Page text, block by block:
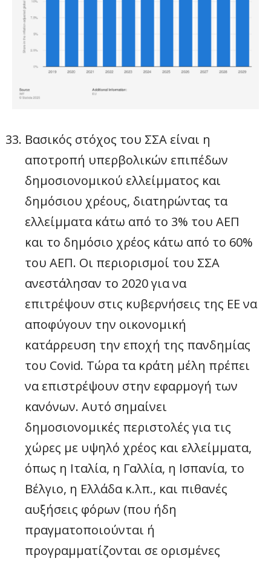
Βασικός στόχος του ΣΣΑ είναι η
αποτροπή υπερβολικών επιπέδων
δημοσιονομικού ελλείμματος και
δημόσιου χρέους, διατηρώντας τα
ελλείμματα κάτω από το 3% του ΑΕΠ
και το δημόσιο χρέος κάτω από το 60%
του ΑΕΠ. Οι περιορισμοί του ΣΣΑ
ανεστάλησαν το 2020 για να
επιτρέψουν στις κυβερνήσεις της ΕΕ να
αποφύγουν την οικονομική
κατάρρευση την εποχή της πανδημίας
του Covid. Τώρα τα κράτη μέλη πρέπει
να επιστρέψουν στην εφαρμογή των
κανόνων. Αυτό σημαίνει
δημοσιονομικές περιστολές για τις
χώρες με υψηλό χρέος και ελλείμματα,
όπως η Ιταλία, η Γαλλία, η Ισπανία, το
Βέλγιο, η Ελλάδα κ.λπ., και πιθανές
αυξήσεις φόρων (που ήδη
πραγματοποιούνται ή
προγραμματίζονται σε ορισμένες